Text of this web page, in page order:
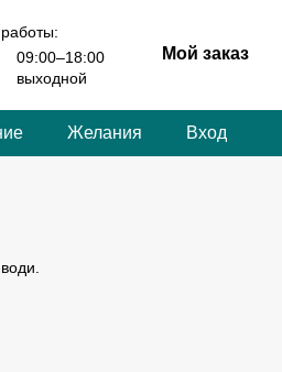
09:00–18:00
выходной
Мой заказ
Желания Вход